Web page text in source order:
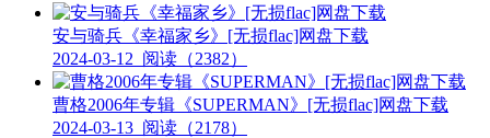
安与骑兵《幸福家乡》[无损flac]网盘下载
2024-03-12 阅读（2382）
曹格2006年专辑《SUPERMAN》[无损flac]网盘下载
2024-03-13 阅读（2178）